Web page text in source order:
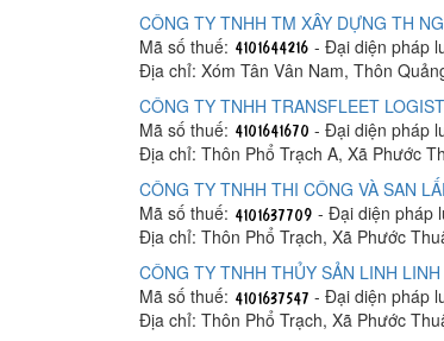
CÔNG TY TNHH TM XÂY DỰNG TH
Mã số thuế:
- Đại diện pháp
Địa chỉ: Xóm Tân Vân Nam, Thôn
CÔNG TY TNHH TRANSFLEET
Mã số thuế:
- Đại diện pháp
Địa chỉ: Thôn Phổ Trạch A, Xã Phước
CÔNG TY TNHH THI CÔNG VÀ SAN
Mã số thuế:
- Đại diện pháp
Địa chỉ: Thôn Phổ Trạch, Xã Phước
CÔNG TY TNHH THỦY SẢN LINH LINH
Mã số thuế:
- Đại diện pháp
Địa chỉ: Thôn Phổ Trạch, Xã Phước